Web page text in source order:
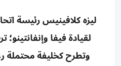
ليزه كلافينيس رئيسة
لقيادة فيفا
وتطرح كخليفة محتملة